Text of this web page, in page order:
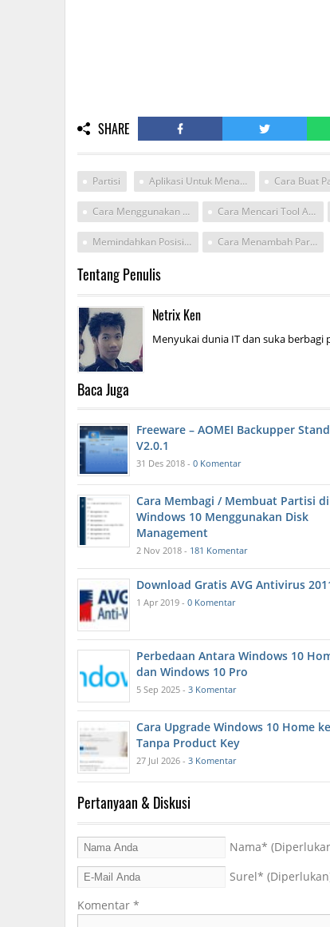
SHARE
Partisi Aplikasi Untuk Menambah Partisi C Windows 8
Cara Menggunakan Unallocated Aomei Partition Assistant Cara Mencari Tool Allocated Free Space Pada Aomei Partition Assistant Standart Edition
Memindahkan Posisi Partisi Disk Yang Tidak Bisa Extend Cara Menambah Partisi Pakai Aomei Backupper
Tentang Penulis
Netrix Ken
Menyukai dunia IT dan suka
Baca Juga
Freeware – AOMEI Backupper
V2.0.1
31 Des 2018 - 0 Komentar
Cara Membagi / Membuat Partisi di
Windows 10 Menggunakan Disk
Management
2 Nov 2018 - 181 Komentar
Download Gratis AVG Antivirus
1 Apr 2019 - 0 Komentar
Perbedaan Antara Windows 10
dan Windows 10 Pro
5 Sep 2025 - 3 Komentar
Cara Upgrade Windows 10 Home
Tanpa Product Key
27 Jul 2026 - 3 Komentar
Pertanyaan & Diskusi
Nama*
Surel*
Komentar *